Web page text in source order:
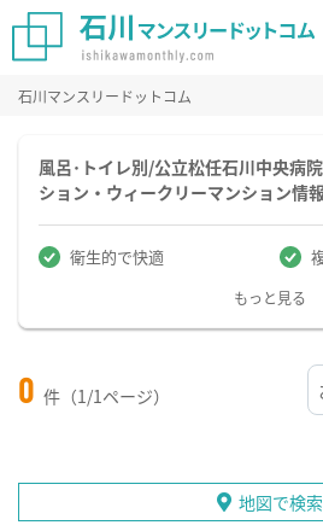
石川マンスリードットコム
風呂･トイレ別/公立松任石川中央病
ション・ウィークリーマンション情
衛生的で快適
もっと見る
0 件（1/1ページ）
地図で検索